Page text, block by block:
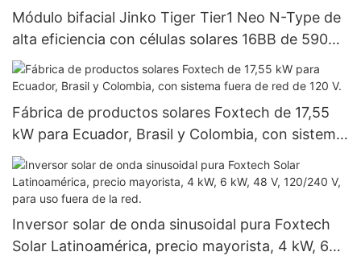
Módulo bifacial Jinko Tiger Tier1 Neo N-Type de
alta eficiencia con células solares 16BB de 590
vatios, 620 vatios, 630 vatios y 650 vatios con
doble panel.
Fábrica de productos solares Foxtech de 17,55
kW para Ecuador, Brasil y Colombia, con sistema
fuera de red de 120 V.
Inversor solar de onda sinusoidal pura Foxtech
Solar Latinoamérica, precio mayorista, 4 kW, 6